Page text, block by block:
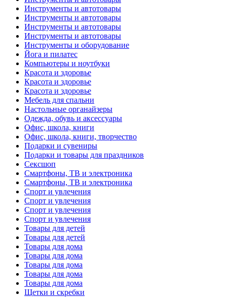
Инструменты и автотовары
Инструменты и автотовары
Инструменты и автотовары
Инструменты и автотовары
Инструменты и оборудование
Йога и пилатес
Компьютеры и ноутбуки
Красота и здоровье
Красота и здоровье
Красота и здоровье
Мебель для спальни
Настольные органайзеры
Одежда, обувь и аксессуары
Офис, школа, книги
Офис, школа, книги, творчество
Подарки и сувениры
Подарки и товары для праздников
Сексшоп
Смартфоны, ТВ и электроника
Смартфоны, ТВ и электроника
Спорт и увлечения
Спорт и увлечения
Спорт и увлечения
Спорт и увлечения
Товары для детей
Товары для детей
Товары для дома
Товары для дома
Товары для дома
Товары для дома
Товары для дома
Щетки и скребки